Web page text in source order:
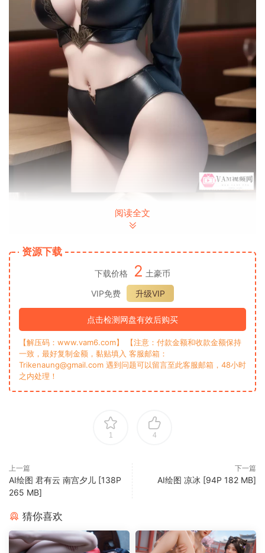
阅读全文
资源下载
下载价格 2 土豪币
VIP免费
升级VIP
点击检测网盘有效后购买
【解压码：www.vam6.com】 【注意：付款金额和收款金额保持
一致，最好复制金额，黏贴填入 客服邮箱：
Trikenaung@gmail.com 遇到问题可以留言至此客服邮箱，48小时
之内处理！
1 4
上一篇
AI绘图 君有云 南宫夕儿 [138P
265 MB]
下一篇
AI绘图 凉冰 [94P 182 MB]
猜你喜欢